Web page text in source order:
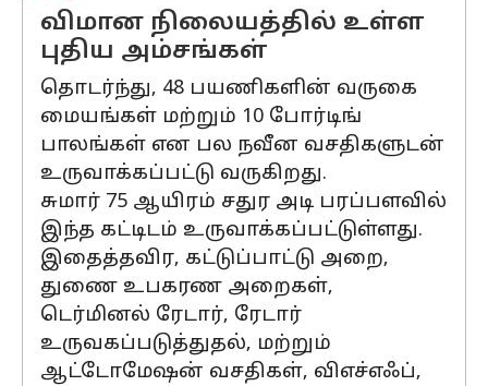
விமான நிலையத்தில் உள்ள
புதிய அம்சங்கள்
தொடர்ந்து, 48 பயணிகளின் வருகை
மையங்கள் மற்றும் 10 போர்டிங்
பாலங்கள் என பல நவீன வசதிகளுடன்
உருவாக்கப்பட்டு வருகிறது.
சுமார் 75 ஆயிரம் சதுர அடி பரப்பளவில்
இந்த கட்டிடம் உருவாக்கப்பட்டுள்ளது.
இதைத்தவிர, கட்டுப்பாட்டு அறை,
துணை உபகரண அறைகள்,
டெர்மினல் ரேடார், ரேடார்
உருவகப்படுத்துதல், மற்றும்
ஆட்டோமேஷன் வசதிகள், விஎச்எஃப்,